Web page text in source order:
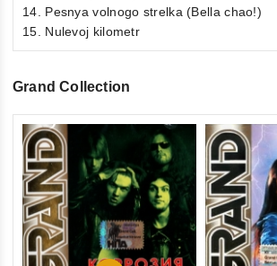
14. Pesnya volnogo strelka (Bella chao!)
15. Nulevoj kilometr
Grand Collection